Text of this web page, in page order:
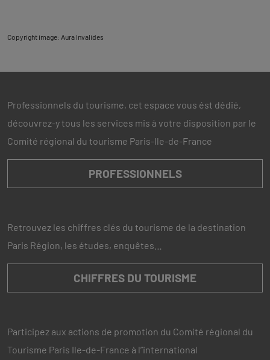
Copyright image: Aura Invalides
Professionnels du tourisme, cet espace vous ést dédié,
découvrez-y tous les services mis à votre disposition par le
Comité régional du tourisme Paris-Ile-de-France
PROFESSIONNELS
Retrouvez les chiffres clés du tourisme de la destination
Paris Région, les études, enquêtes…
CHIFFRES DU TOURISME
Participez aux actions de promotion du Comité régional du
Tourisme Paris Ile-de-France à l”international